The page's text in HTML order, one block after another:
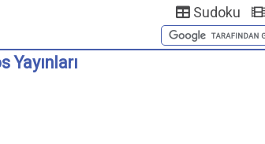
Sudoku
Yayınları